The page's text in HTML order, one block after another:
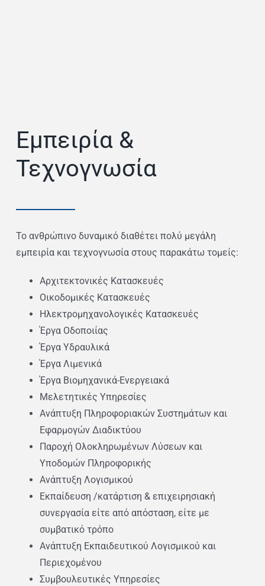
Εμπειρία &
Τεχνογνωσία
Το ανθρώπινο δυναμικό διαθέτει πολύ μεγάλη
εμπειρία και τεχνογνωσία στους παρακάτω τομείς:
Αρχιτεκτονικές Κατασκευές
Οικοδομικές Κατασκευές
Ηλεκτρομηχανολογικές Κατασκευές
Έργα Οδοποιίας
Έργα Υδραυλικά
Έργα Λιμενικά
Έργα Βιομηχανικά-Ενεργειακά
Μελετητικές Υπηρεσίες
Ανάπτυξη Πληροφοριακών Συστημάτων και
Εφαρμογών Διαδικτύου
Παροχή Ολοκληρωμένων Λύσεων και
Υποδομών Πληροφορικής
Ανάπτυξη Λογισμικού
Εκπαίδευση /κατάρτιση & επιχειρησιακή
συνεργασία είτε από απόσταση, είτε με
συμβατικό τρόπο
Ανάπτυξη Εκπαιδευτικού Λογισμικού και
Περιεχομένου
Συμβουλευτικές Υπηρεσίες